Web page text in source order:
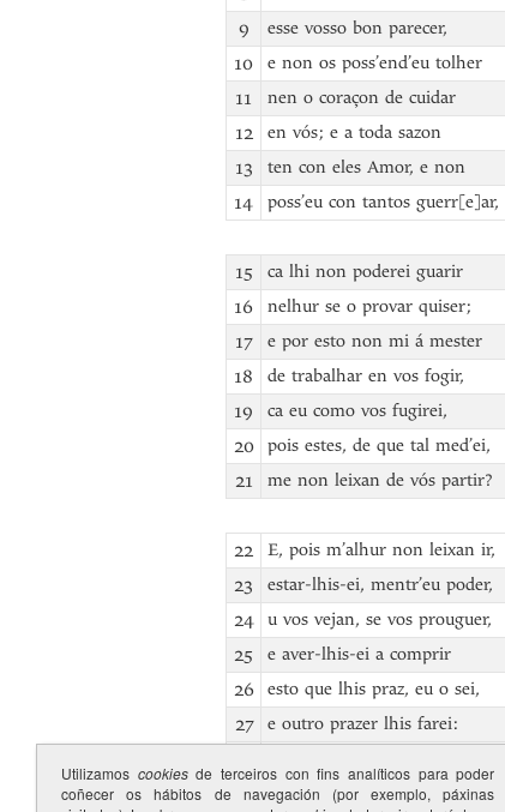
9 esse vosso bon parecer,
10 e non os poss’end’eu tolher
11 nen o coraçon de cuidar
12 en vós; e a toda sazon
13 ten con eles Amor, e non
14 poss’eu con tantos guerr[e]ar,
15 ca lhi non poderei guarir
16 nelhur se o provar quiser;
17 e por esto non mi á mester
18 de trabalhar en vos fogir,
19 ca eu como vos fugirei,
20 pois estes, de que tal med’ei,
21 me non leixan de vós partir?
22 E, pois m’alhur non leixan ir,
23 estar-lhis-ei, mentr’eu poder,
24 u vos vejan, se vos prouguer,
25 e aver-lhis-ei a comprir
26 esto que lhis praz, eu o sei,
27 e outro prazer lhis farei:
vir.
Utilizamos cookiesde terceiros con fins analíticos para poder
coñecer os hábitos de navegación (por exemplo, páxinas